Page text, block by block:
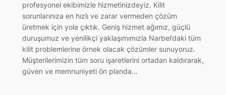
profesyonel ekibimizle hizmetinizdeyiz. Kilit
sorunlarınıza en hızlı ve zarar vermeden çözüm
üretmek için yola çıktık. Geniş hizmet ağımız, güçlü
duruşumuz ve yenilikçi yaklaşımımızla Narbel’daki tüm
kilit problemlerine örnek olacak çözümler sunuyoruz.
Müşterilerimizin tüm soru işaretlerini ortadan kaldırarak,
güven ve memnuniyeti ön planda…